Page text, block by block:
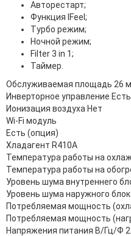
Авторестарт;
Функция IFeel;
Турбо режим;
Ночной режим;
Filter 3 in 1;
Таймер.
Обслуживаемая площадь 26
Инверторное управление Есть
Ионизация воздуха Нет
Wi-Fi модуль
Есть (опция)
Хладагент R410A
Температура работы на
Температура работы на
Уровень шума внутреннего
Уровень шума наружного
Потребляемая мощность
Потребляемая мощность
Напряжения питания В/Гц/Ф